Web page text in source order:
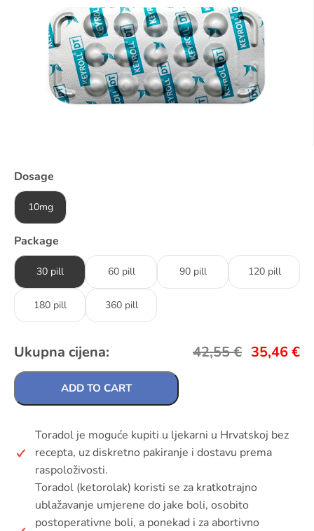
Dosage
10mg
Package
30 pill 60 pill 90 pill 120 pill
180 pill 360 pill
Ukupna cijena: 42,55€ 35,46€
ADD TO CART
Toradol je moguće kupiti u ljekarni u Hrvatskoj bez
recepta, uz diskretno pakiranje i dostavu prema
raspoloživosti.
Toradol (ketorolak) koristi se za kratkotrajno
ublažavanje umjerene do jake boli, osobito
postoperativne boli, a ponekad i za abortivno